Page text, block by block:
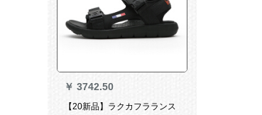
￥ 3742.50
【20新品】ラクカフラランス